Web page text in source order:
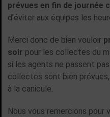
prévues en fin de journée
d’éviter aux équipes les
Merci donc de bien vouloir
soir pour les collectes du
si les agents ne passent
collectes sont bien
à la canicule.
Nous vous remercions